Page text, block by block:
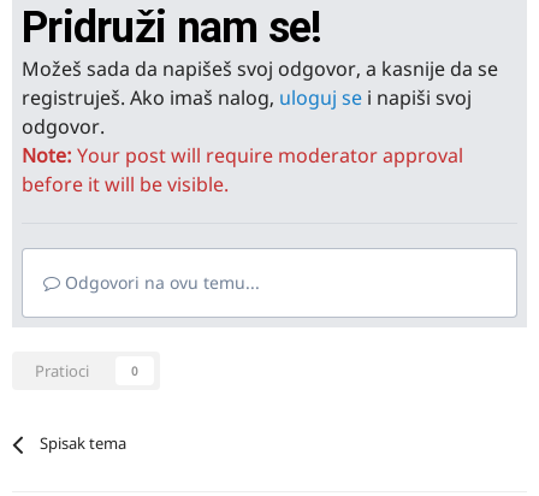
Pridruži nam se!
Možeš sada da napišeš svoj odgovor, a kasnije da se
registruješ. Ako imaš nalog, uloguj se i napiši svoj
odgovor.
Note: Your post will require moderator approval
before it will be visible.
Odgovori na ovu temu...
Pratioci 0
Spisak tema